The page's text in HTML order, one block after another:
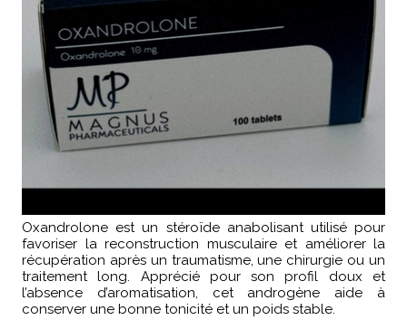
Oxandrolone est un stéroïde anabolisant utilisé pour
favoriser la reconstruction musculaire et améliorer la
récupération après un traumatisme, une chirurgie ou un
traitement long. Apprécié pour son profil doux et
l’absence d’aromatisation, cet androgène aide à
conserver une bonne tonicité et un poids stable.